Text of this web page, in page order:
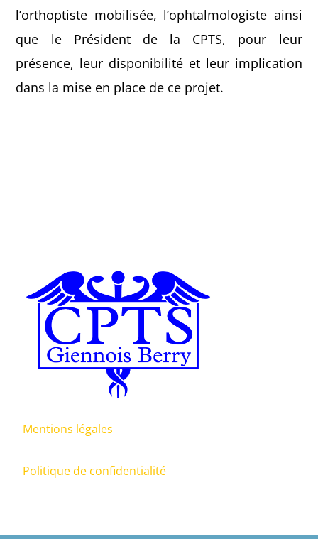
l’orthoptiste mobilisée, l’ophtalmologiste ainsi
que le Président de la CPTS, pour leur
présence, leur disponibilité et leur implication
dans la mise en place de ce projet.
Mentions légales
Politique de confidentialité